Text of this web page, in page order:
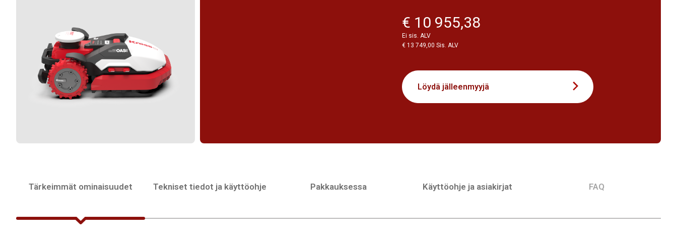
€ 10 955,38
Ei sis. ALV
€ 13 749,00 Sis. ALV
Löydä jälleenmyyjä
Tärkeimmät ominaisuudet Tekniset tiedot ja käyttöohje Pakkauksessa Käyttöohje ja asiakirjat FAQ